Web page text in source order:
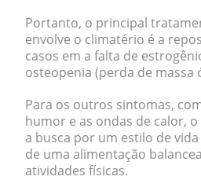
Portanto, o principal
envolve o climatério é a
casos em a falta de
osteopenia (perda de massa
Para os outros sintomas,
humor e as ondas de calor,
a busca por um estilo de
de uma alimentação
atividades físicas.